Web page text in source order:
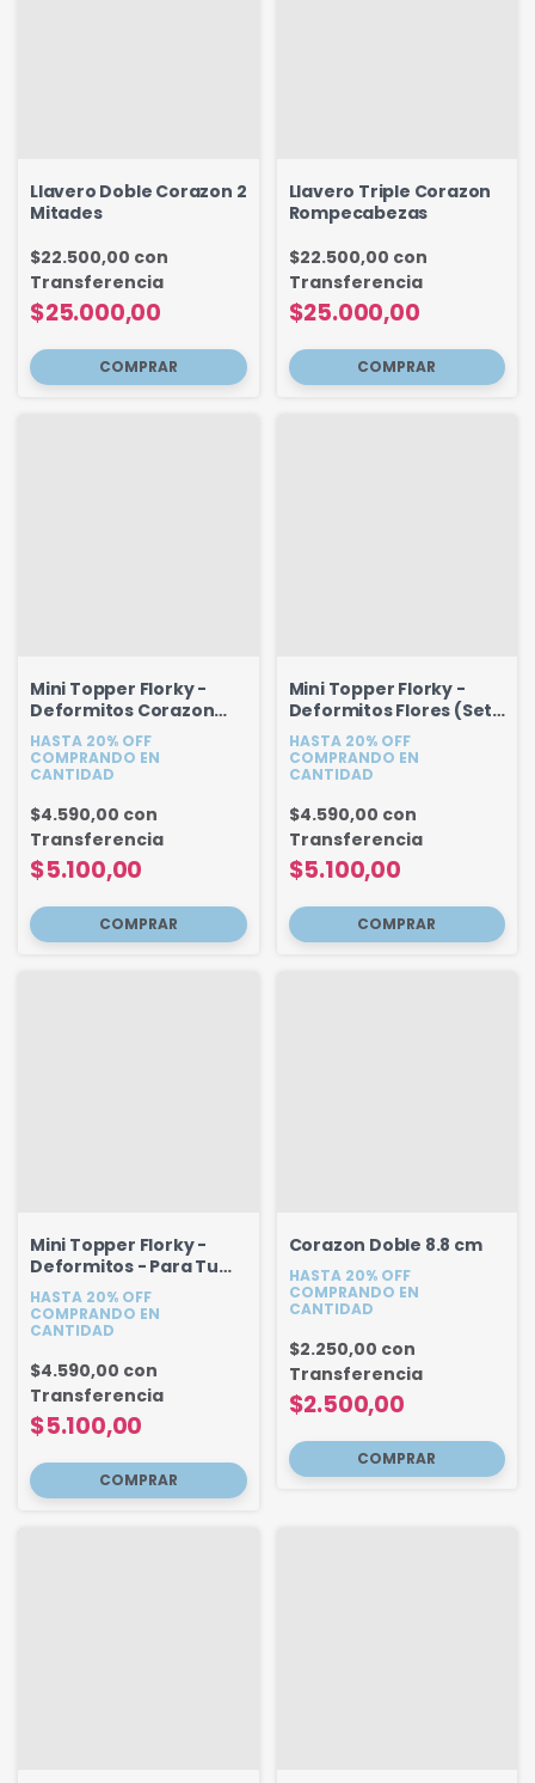
Llavero Doble Corazon 2
Mitades
$25.000,00
$22.500,00 con
Transferencia
Llavero Triple Corazon
Rompecabezas
$25.000,00
$22.500,00 con
Transferencia
Mini Topper Florky -
Deformitos Corazon
(Set x 5u)
HASTA 20% OFF
COMPRANDO EN
CANTIDAD
$5.100,00
$4.590,00 con
Transferencia
Mini Topper Florky -
Deformitos Flores (Set x
5u)
HASTA 20% OFF
COMPRANDO EN
CANTIDAD
$5.100,00
$4.590,00 con
Transferencia
Mini Topper Florky -
Deformitos - Para Tu
(Set x 5u)
HASTA 20% OFF
COMPRANDO EN
CANTIDAD
$5.100,00
$4.590,00 con
Transferencia
Corazon Doble 8.8 cm
HASTA 20% OFF
COMPRANDO EN
CANTIDAD
$2.500,00
$2.250,00 con
Transferencia